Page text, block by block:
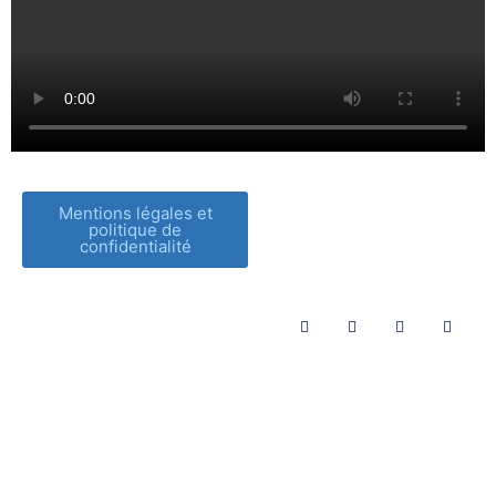
Mentions légales et
politique de
confidentialité